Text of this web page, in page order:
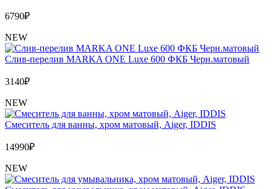
6790₽
NEW
Слив-перелив MARKA ONE Luxe 600 ФКБ Черн.матовый
3140₽
NEW
Cмеситель для ванны, хром матовый, Aiger, IDDIS
14990₽
NEW